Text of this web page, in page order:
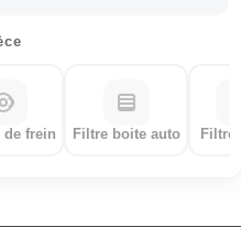
de frein Filtre boite auto